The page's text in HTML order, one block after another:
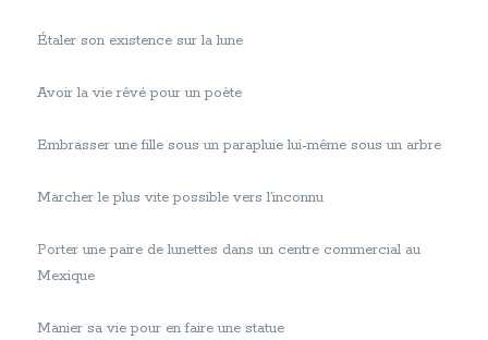
Étaler son existence sur la lune
Avoir la vie rêvé pour un poète
Embrasser une fille sous un parapluie lui-même sous un arbre
Marcher le plus vite possible vers l’inconnu
Porter une paire de lunettes dans un centre commercial au
Mexique
Manier sa vie pour en faire une statue